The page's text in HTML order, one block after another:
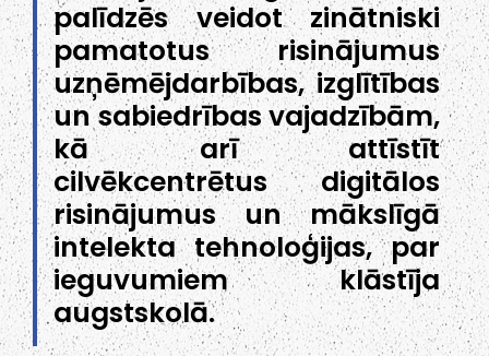
palīdzēs veidot zinātniski
pamatotus risinājumus
uzņēmējdarbības, izglītības
un sabiedrības vajadzībām,
kā arī attīstīt
cilvēkcentrētus digitālos
risinājumus un mākslīgā
intelekta tehnoloģijas, par
ieguvumiem klāstīja
augstskolā.